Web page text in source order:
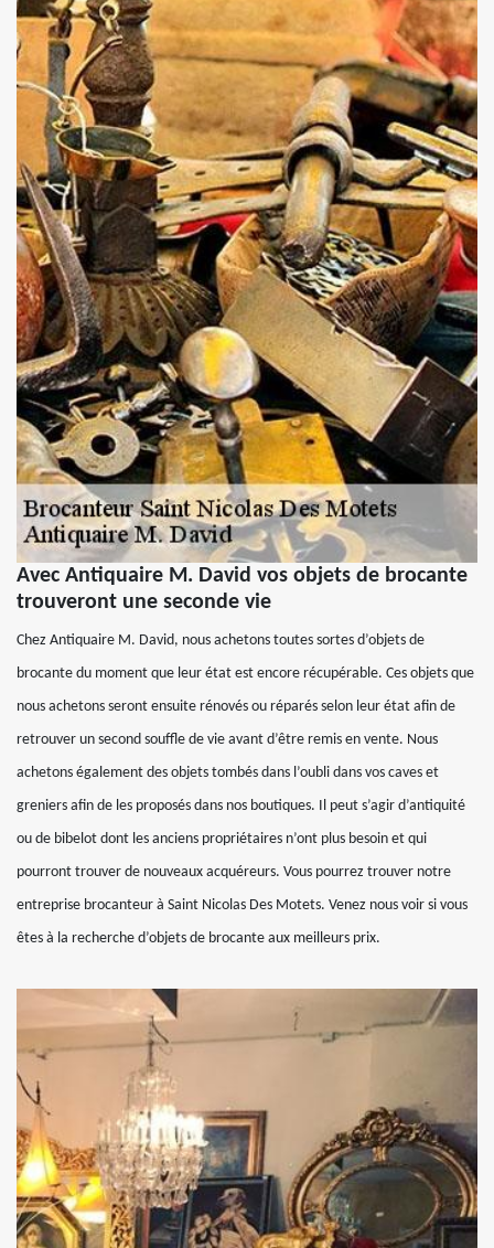
Avec Antiquaire M. David vos objets de brocante
trouveront une seconde vie
Chez Antiquaire M. David, nous achetons toutes sortes d’objets de
brocante du moment que leur état est encore récupérable. Ces objets que
nous achetons seront ensuite rénovés ou réparés selon leur état afin de
retrouver un second souffle de vie avant d’être remis en vente. Nous
achetons également des objets tombés dans l’oubli dans vos caves et
greniers afin de les proposés dans nos boutiques. Il peut s’agir d’antiquité
ou de bibelot dont les anciens propriétaires n’ont plus besoin et qui
pourront trouver de nouveaux acquéreurs. Vous pourrez trouver notre
entreprise brocanteur à Saint Nicolas Des Motets. Venez nous voir si vous
êtes à la recherche d’objets de brocante aux meilleurs prix.